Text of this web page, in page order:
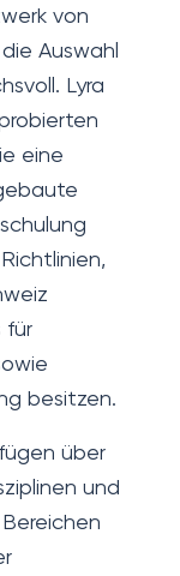
von
Auswahl
Lyra
eine
für
besitzen.
über
und